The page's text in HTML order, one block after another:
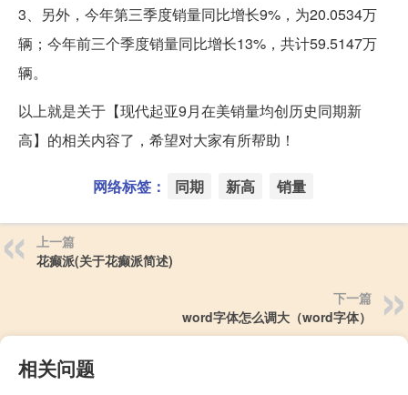
3、另外，今年第三季度销量同比增长9%，为20.0534万
辆；今年前三个季度销量同比增长13%，共计59.5147万
辆。
以上就是关于【现代起亚9月在美销量均创历史同期新
高】的相关内容了，希望对大家有所帮助！
网络标签： 同期 新高 销量
上一篇
花癫派(关于花癫派简述)
下一篇
word字体怎么调大（word字体）
相关问题